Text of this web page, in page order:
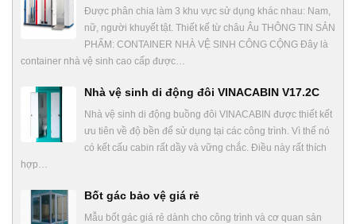
Được phân chia làm 3 khu vực sử dụng khác nhau: Nam,
nữ, người khuyết tật. Thiết kế từ châu Âu THÔNG TIN SẢN
PHẨM: CONTAINER NHÀ VỆ SINH CÔNG CỘNG Đây là
container nhà vệ sinh cao cấp được…
Nhà vệ sinh di động đôi VINACABIN V17.2C
Nhà vệ sinh di động buồng đôi VINACABIN được thiết kết
ưu tiên về độ bền để sử dụng tại các công trình. Vì thế nó
có kết cấu cabin rất dầy và vững chắc. Điều này rất thích
hợp…
Bốt gác bảo vệ giá rẻ
Mẫu bốt gác giá rẻ dành cho công trình và cơ quan sản